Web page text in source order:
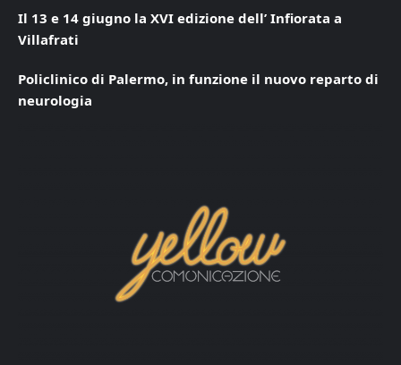
Il 13 e 14 giugno la XVI edizione dell’ Infiorata a
Villafrati
Policlinico di Palermo, in funzione il nuovo reparto di
neurologia